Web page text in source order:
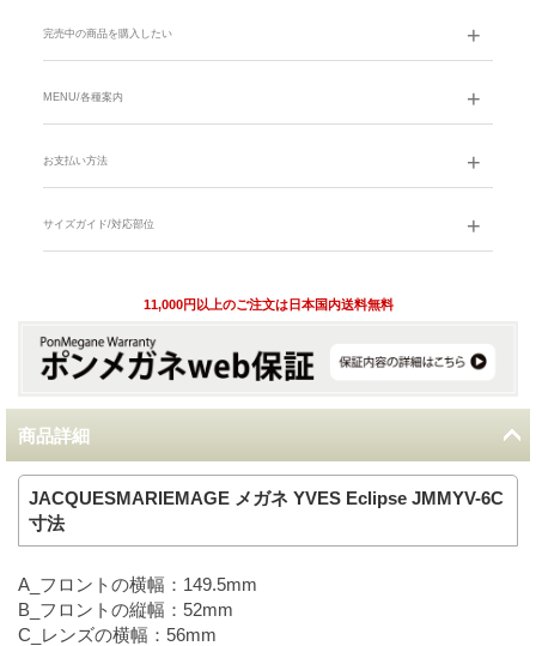
完売中の商品を購入したい
MENU/各種案内
お支払い方法
サイズガイド/対応部位
11,000円以上のご注文は日本国内送料無料
商品詳細
JACQUESMARIEMAGE メガネ YVES Eclipse JMMYV-6C
寸法
A_フロントの横幅：149.5mm
B_フロントの縦幅：52mm
C_レンズの横幅：56mm